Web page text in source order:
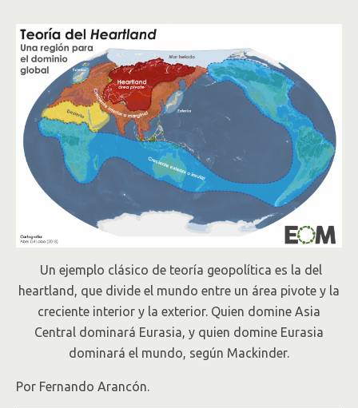
Un ejemplo clásico de teoría geopolítica es la del
heartland, que divide el mundo entre un área pivote y la
creciente interior y la exterior. Quien domine Asia
Central dominará Eurasia, y quien domine Eurasia
dominará el mundo, según Mackinder.
Por Fernando Arancón.